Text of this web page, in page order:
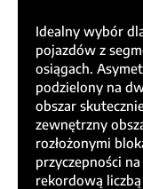
Idealny wybór
pojazdów z
osiągach.
podzielony na
obszar
zewnętrzny
rozłożonymi
przyczepności
rekordową